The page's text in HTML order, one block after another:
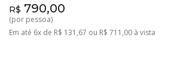
R$ 790,00
(por pessoa)
Em até 6x de R$ 131,67 ou R$ 711,00 à vista